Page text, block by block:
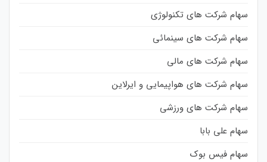
سهام شرکت های تکنولوژی
سهام شرکت های سینمائی
سهام شرکت های مالی
سهام شرکت های هواپیمایی و ایرلاین
سهام شرکت های ورزشی
سهام علی بابا
سهام فیس بوک